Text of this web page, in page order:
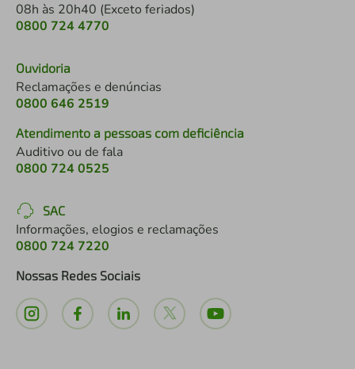
08h às 20h40 (Exceto feriados)
0800 724 4770
Ouvidoria
Reclamações e denúncias
0800 646 2519
Atendimento a pessoas com deficiência
Auditivo ou de fala
0800 724 0525
SAC
Informações, elogios e reclamações
0800 724 7220
Nossas Redes Sociais